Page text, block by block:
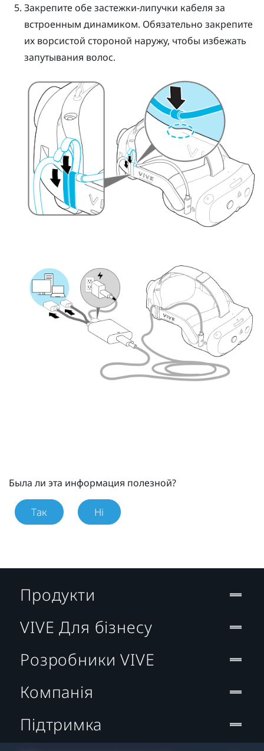
Закрепите обе застежки-липучки кабеля за
встроенным динамиком. Обязательно закрепите
их ворсистой стороной наружу, чтобы избежать
запутывания волос.
Была ли эта информация полезной?
Так Ні
Продукти
VIVE Для бізнесу
Розробники VIVE
Компанія
Підтримка